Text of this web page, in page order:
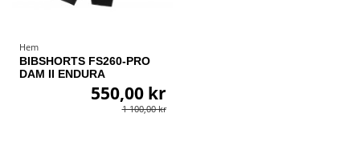
Hem
BIBSHORTS FS260-PRO
DAM II ENDURA
550,00 kr
1 100,00 kr